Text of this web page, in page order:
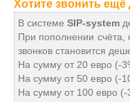
Хотите звонить ещё
В системе SIP-system
При пополнении счёта,
звонков становится
На сумму от 20 евро (-
На сумму от 50 евро (-
На сумму от 100 евро (-